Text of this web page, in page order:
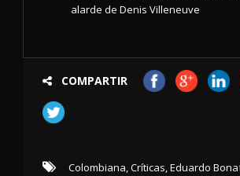
alarde de Denis Villeneuve
COMPARTIR
Colombiana,Críticas,Eduardo